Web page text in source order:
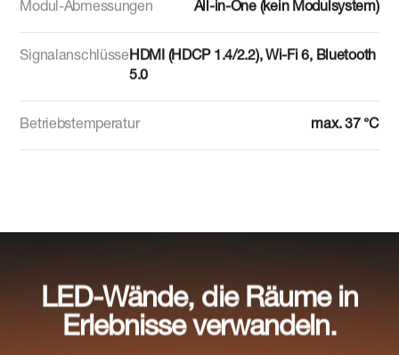
Modul-Abmessungen All-in-One (kein Modulsystem)
SignalanschlüsseHDMI (HDCP 1.4/2.2), Wi-Fi 6, Bluetooth
5.0
Betriebstemperatur max. 37 °C
LED-Wände, die Räume in
Erlebnisse verwandeln.